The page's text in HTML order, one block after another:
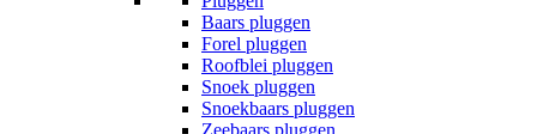
Baars pluggen
Forel pluggen
Roofblei pluggen
Snoek pluggen
Snoekbaars pluggen
Zeebaars pluggen